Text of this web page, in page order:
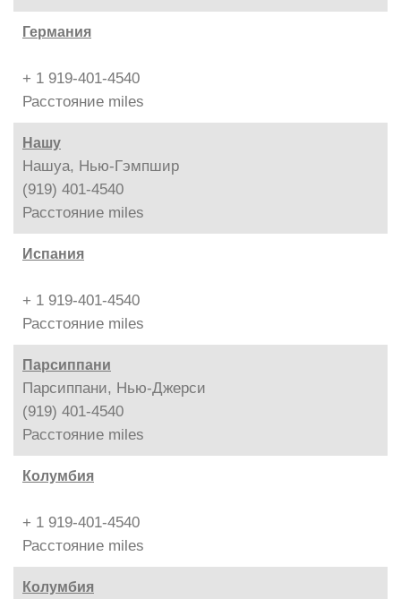
Германия
+ 1 919-401-4540
Расстояние miles
Нашу
Нашуа, Нью-Гэмпшир
(919) 401-4540
Расстояние miles
Испания
+ 1 919-401-4540
Расстояние miles
Парсиппани
Парсиппани, Нью-Джерси
(919) 401-4540
Расстояние miles
Колумбия
+ 1 919-401-4540
Расстояние miles
Колумбия